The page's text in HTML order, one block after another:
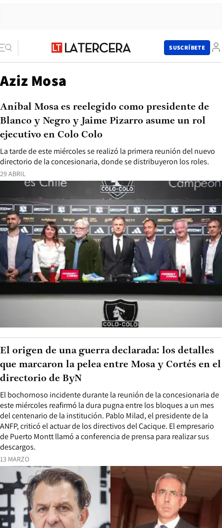
SUSCRÍBETE
Aziz Mosa
29 ABRIL
La tarde de este miércoles se realizó la primera reunión del nuevo
directorio de la concesionaria, donde se distribuyeron los roles.
Aníbal Mosa es reelegido como presidente de
Blanco y Negro y Jaime Pizarro asume un rol
ejecutivo en Colo Colo
13 MARZO
El bochornoso incidente durante la reunión de la concesionaria de
este miércoles reafirmó la dura pugna entre los bloques a un mes
del centenario de la institución. Pablo Milad, el presidente de la
ANFP, criticó el actuar de los directivos del Cacique. El empresario
de Puerto Montt llamó a conferencia de prensa para realizar sus
descargos.
El origen de una guerra declarada: los detalles
que marcaron la pelea entre Mosa y Cortés en el
directorio de ByN